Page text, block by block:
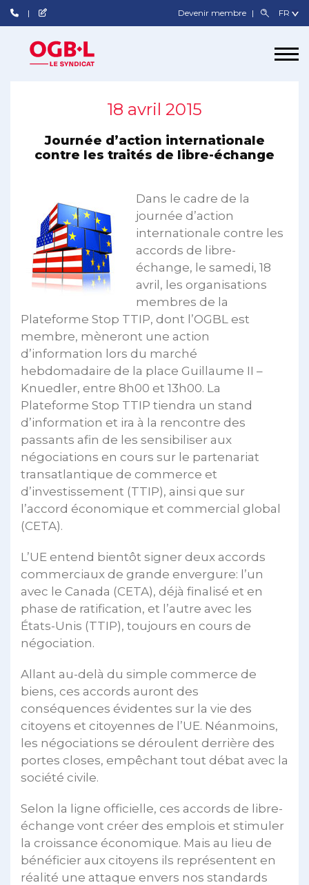
Devenir membre
18 avril 2015
Journée d’action internationale
contre les traités de libre-échange
Dans le cadre de la
journée d’action
internationale contre les
accords de libre-
échange, le samedi, 18
avril, les organisations
membres de la
Plateforme Stop TTIP, dont l’OGBL est
membre, mèneront une action
d’information lors du marché
hebdomadaire de la place Guillaume II –
Knuedler, entre 8h00 et 13h00. La
Plateforme Stop TTIP tiendra un stand
d’information et ira à la rencontre des
passants afin de les sensibiliser aux
négociations en cours sur le partenariat
transatlantique de commerce et
d’investissement (TTIP), ainsi que sur
l’accord économique et commercial global
(CETA).
L’UE entend bientôt signer deux accords
commerciaux de grande envergure: l’un
avec le Canada (CETA), déjà finalisé et en
phase de ratification, et l’autre avec les
États-Unis (TTIP), toujours en cours de
négociation.
Allant au-delà du simple commerce de
biens, ces accords auront des
conséquences évidentes sur la vie des
citoyens et citoyennes de l’UE. Néanmoins,
les négociations se déroulent derrière des
portes closes, empêchant tout débat avec la
société civile.
Selon la ligne officielle, ces accords de libre-
échange vont créer des emplois et stimuler
la croissance économique. Mais au lieu de
bénéficier aux citoyens ils représentent en
réalité une attaque envers nos standards